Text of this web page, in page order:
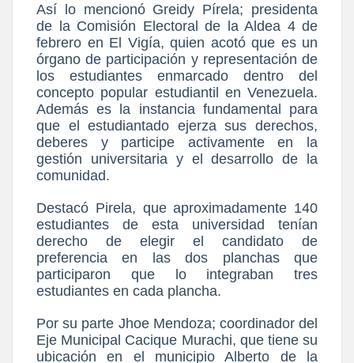
Así lo mencionó Greidy Pírela; presidenta
de la Comisión Electoral de la Aldea 4 de
febrero en El Vigía, quien acotó que es un
órgano de participación y representación de
los estudiantes enmarcado dentro del
concepto popular estudiantil en Venezuela.
Además es la instancia fundamental para
que el estudiantado ejerza sus derechos,
deberes y participe activamente en la
gestión universitaria y el desarrollo de la
comunidad.
Destacó Pirela, que aproximadamente 140
estudiantes de esta universidad tenían
derecho de elegir el candidato de
preferencia en las dos planchas que
participaron que lo integraban tres
estudiantes en cada plancha.
Por su parte Jhoe Mendoza; coordinador del
Eje Municipal Cacique Murachi, que tiene su
ubicación en el municipio Alberto de la